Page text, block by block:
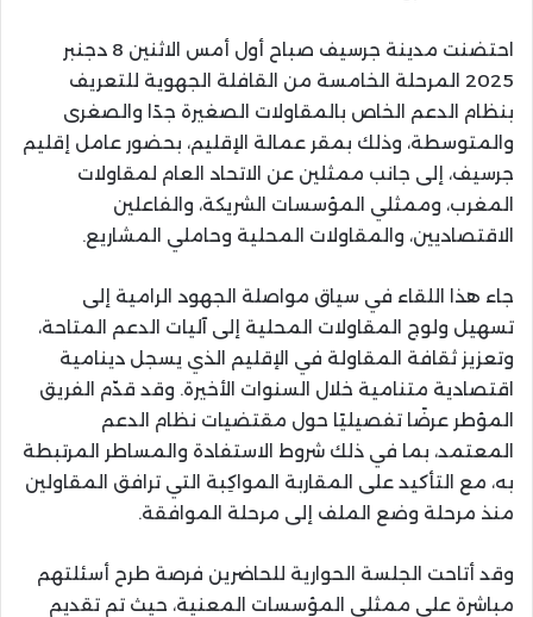
احتضنت مدينة جرسيف صباح أول أمس الاثنين 8 دجنبر
2025 المرحلة الخامسة من القافلة الجهوية للتعريف
بنظام الدعم الخاص بالمقاولات الصغيرة جدًا والصغرى
والمتوسطة، وذلك بمقر عمالة الإقليم، بحضور عامل إقليم
جرسيف، إلى جانب ممثلين عن الاتحاد العام لمقاولات
المغرب، وممثلي المؤسسات الشريكة، والفاعلين
الاقتصاديين، والمقاولات المحلية وحاملي المشاريع.
جاء هذا اللقاء في سياق مواصلة الجهود الرامية إلى
تسهيل ولوج المقاولات المحلية إلى آليات الدعم المتاحة،
وتعزيز ثقافة المقاولة في الإقليم الذي يسجل دينامية
اقتصادية متنامية خلال السنوات الأخيرة. وقد قدّم الفريق
المؤطر عرضًا تفصيليًا حول مقتضيات نظام الدعم
المعتمد، بما في ذلك شروط الاستفادة والمساطر المرتبطة
به، مع التأكيد على المقاربة المواكِبة التي ترافق المقاولين
منذ مرحلة وضع الملف إلى مرحلة الموافقة.
وقد أتاحت الجلسة الحوارية للحاضرين فرصة طرح أسئلتهم
مباشرة على ممثلي المؤسسات المعنية، حيث تم تقديم